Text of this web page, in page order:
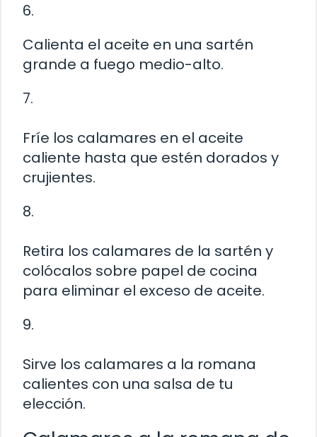
6.
Calienta el aceite en una sartén
grande a fuego medio-alto.
7.
Fríe los calamares en el aceite
caliente hasta que estén dorados y
crujientes.
8.
Retira los calamares de la sartén y
colócalos sobre papel de cocina
para eliminar el exceso de aceite.
9.
Sirve los calamares a la romana
calientes con una salsa de tu
elección.